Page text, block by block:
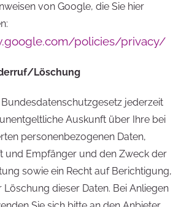
von Google, die Sie hier
policies/privacy/
Löschung
jederzeit
Auskunft über Ihre bei
personenbezogenen Daten,
und Empfänger und den Zweck der
sowie ein Recht auf Berichtigung,
dieser Daten. Bei Anliegen